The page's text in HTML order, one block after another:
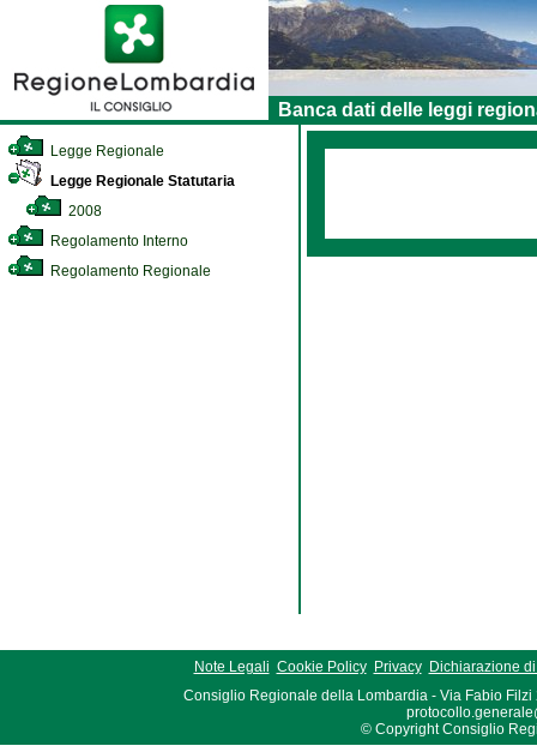
Banca dati delle leggi
Legge Regionale
Legge Regionale Statutaria
2008
Regolamento Interno
Regolamento Regionale
Note Legali Cookie Policy Privacy
Dichiarazione
Consiglio Regionale della Lombardia - Via Fabio Filzi
© Copyright Consiglio